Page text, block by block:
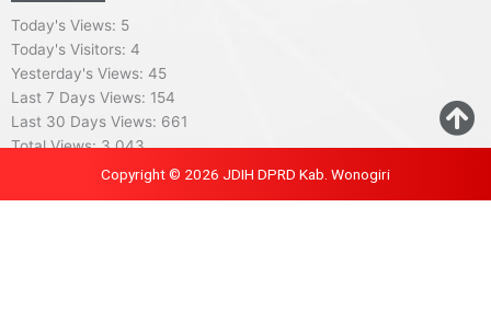
Today's Views: 5
Today's Visitors: 4
Yesterday's Views: 45
Last 7 Days Views: 154
Last 30 Days Views: 661
Total Views:3,043
Copyright © 2026 JDIH DPRD Kab. Wonogiri